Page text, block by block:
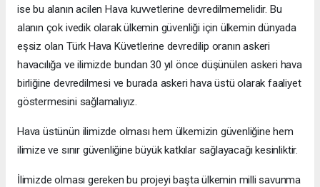
ise bu alanın acilen Hava kuvvetlerine devredilmemelidir. Bu
alanın çok ivedik olarak ülkemin güvenliği için ülkemin dünyada
eşsiz olan Türk Hava Küvetlerine devredilip oranın askeri
havacılığa ve ilimizde bundan 30 yıl önce düşünülen askeri hava
birliğine devredilmesi ve burada askeri hava üstü olarak faaliyet
göstermesini sağlamalıyız.
Hava üstünün ilimizde olması hem ülkemizin güvenliğine hem
ilimize ve sınır güvenliğine büyük katkılar sağlayacağı kesinliktir.
İlimizde olması gereken bu projeyi başta ülkemin milli savunma